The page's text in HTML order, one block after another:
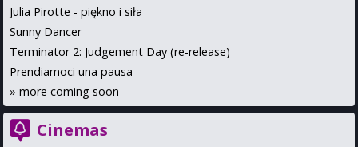
Julia Pirotte - piękno i siła
Sunny Dancer
Terminator 2: Judgement Day (re-release)
Prendiamoci una pausa
» more coming soon
Cinemas